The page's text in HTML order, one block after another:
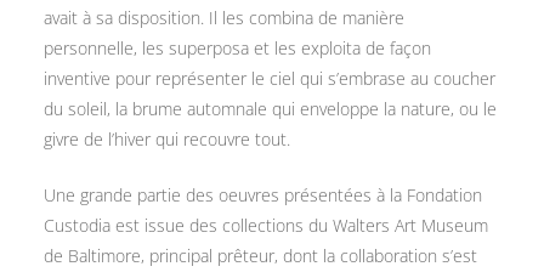
avait à sa disposition. Il les combina de manière
personnelle, les superposa et les exploita de façon
inventive pour représenter le ciel qui s’embrase au coucher
du soleil, la brume automnale qui enveloppe la nature, ou le
givre de l’hiver qui recouvre tout.
Une grande partie des oeuvres présentées à la Fondation
Custodia est issue des collections du Walters Art Museum
de Baltimore, principal prêteur, dont la collaboration s’est